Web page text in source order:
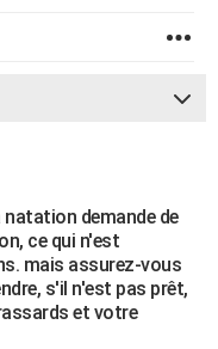
demande de
ce qui n'est
mais assurez-vous
s'il n'est pas prêt,
et votre